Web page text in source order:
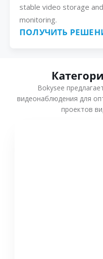
stable video storage
monitoring.
ПОЛУЧИТЬ
Bokysee
видеонаблюдения для
проектов